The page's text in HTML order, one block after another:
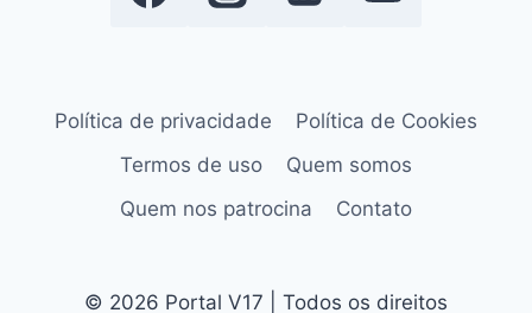
Política de privacidade
Política de Cookies
Termos de uso
Quem somos
Quem nos patrocina
Contato
© 2026 Portal V17 | Todos os direitos